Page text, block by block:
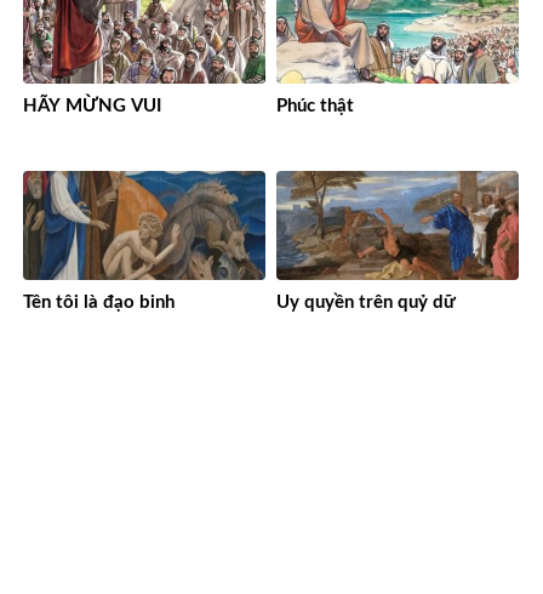
HÃY MỪNG VUI Phúc thật
Tên tôi là đạo binh Uy quyền trên quỷ dữ